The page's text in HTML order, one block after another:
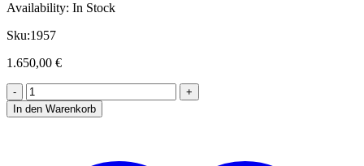
Availability: In Stock
Sku:1957
1.650,00 €
In den Warenkorb